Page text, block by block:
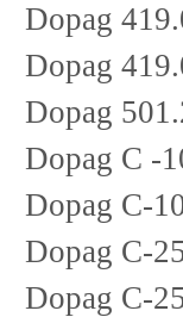
Dopag
Dopag
Dopag
Dopag C -
Dopag C-
Dopag C-
Dopag C-